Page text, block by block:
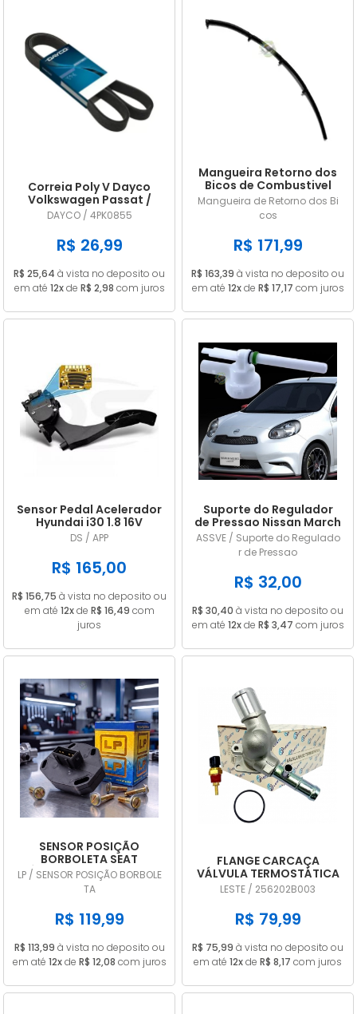
Correia Poly V Dayco
Volkswagen Passat /
Variant (importado) 1.8
20V / 1.8 20V Turbo 1996
1997 1998 1999 GIR / ACD
4PK0855
DAYCO / 4PK0855
R$ 26,99
R$ 25,64 à vista no deposito ou
em até 12xde R$ 2,98 com juros
Mangueira Retorno dos
Bicos de Combustivel
Nissan Frontier 2.8 MWM
9053156
Mangueira de Retorno dos Bi
cos
R$ 171,99
R$ 163,39 à vista no deposito ou
em até 12xde R$ 17,17 com juros
Sensor Pedal Acelerador
Hyundai i30 1.8 16V
Gasolina 2014/... em
diante
DS / APP
R$ 165,00
R$ 156,75 à vista no deposito ou
em até 12xde R$ 16,49 com
juros
Suporte do Regulador
de Pressao Nissan March
/ Versa 1.0 1.6 2011/... em
diante
ASSVE / Suporte do Regulado
r de Pressao
R$ 32,00
R$ 30,40 à vista no deposito ou
em até 12xde R$ 3,47 com juros
SENSOR POSIÇÃO
BORBOLETA SEAT
CÓRDOBA 1.8 1995 A 1999
TPS DIGITAL LP707
LP / SENSOR POSIÇÃO BORBOLE
TA
R$ 119,99
R$ 113,99 à vista no deposito ou
em até 12xde R$ 12,08 com juros
FLANGE CARCAÇA
VÁLVULA TERMOSTÁTICA
HYUNDAI HB20 I30
VELOSTER CRETA 1.6 16V
256202B003
LESTE / 256202B003
R$ 79,99
R$ 75,99 à vista no deposito ou
em até 12xde R$ 8,17 com juros